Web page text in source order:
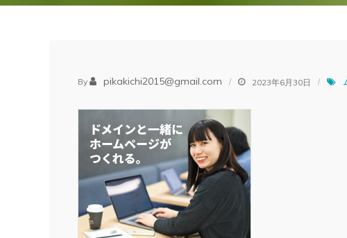
By pikakichi2015@gmail.com 2023年6月30日